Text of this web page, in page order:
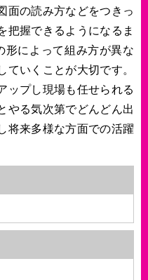
面の読み方などをつきっ
把握できるようになるま
形によって組み方が異な
ていくことが大切です。
ップし現場も任せられる
やる気次第でどんどん出
将来多様な方面での活躍